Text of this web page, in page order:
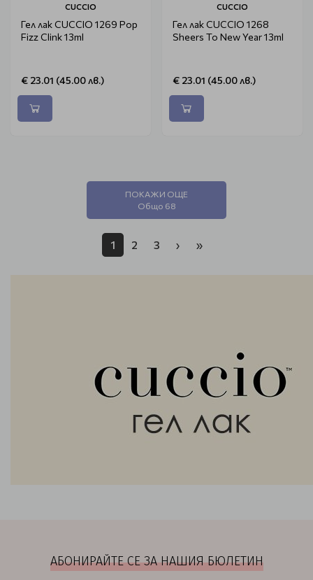
CUCCIO
Гел лак CUCCIO 1269 Pop
Fizz Clink 13ml
€ 23.01 (45.00 лв.)
CUCCIO
Гел лак CUCCIO 1268
Sheers To New Year 13ml
€ 23.01 (45.00 лв.)
ПОКАЖИ ОЩЕ
Общо 68
1 2 3 › »
АБОНИРАЙТЕ СЕ ЗА НАШИЯ БЮЛЕТИН